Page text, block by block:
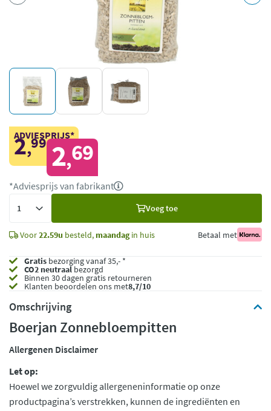
ADVIESPRIJS*
2,99 2,69
*Adviesprijs van fabrikant
Voeg toe
Voor22.59u besteld, maandagin huis Betaal met
Gratis bezorging vanaf 35,- *
CO2 neutraalbezorgd
Binnen 30 dagen gratis retourneren
Klanten beoordelen ons met8,7/10
Omschrijving
Boerjan Zonnebloempitten
Allergenen Disclaimer
Let op:
Hoewel we zorgvuldig allergeneninformatie op onze
productpagina’s verstrekken, kunnen de ingrediënten en